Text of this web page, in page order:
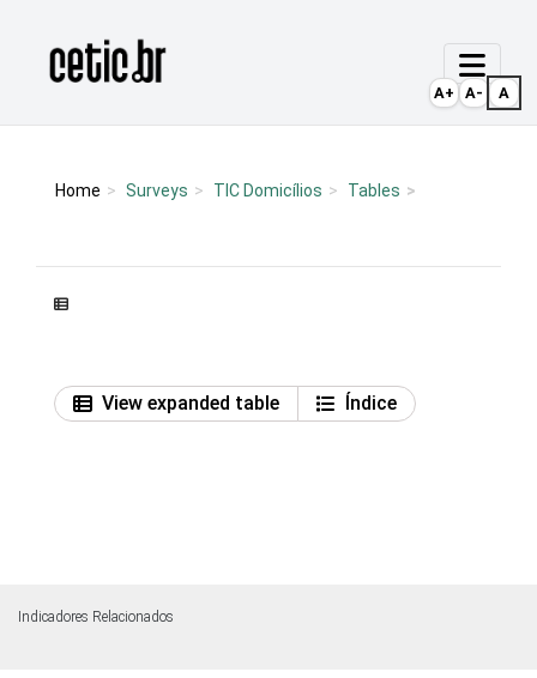
Página inicial
Home Surveys TIC Domicílios Tables
View expanded table Índice
Indicadores Relacionados
A+ A- A